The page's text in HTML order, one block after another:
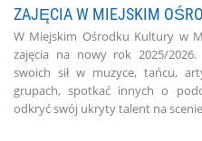
ZAJĘCIA W MIEJSKIM
W Miejskim Ośrodku Kultury w
zajęcia na nowy rok 2025/
swoich sił w muzyce, tańcu,
grupach, spotkać innych o
odkryć swój ukryty talent na